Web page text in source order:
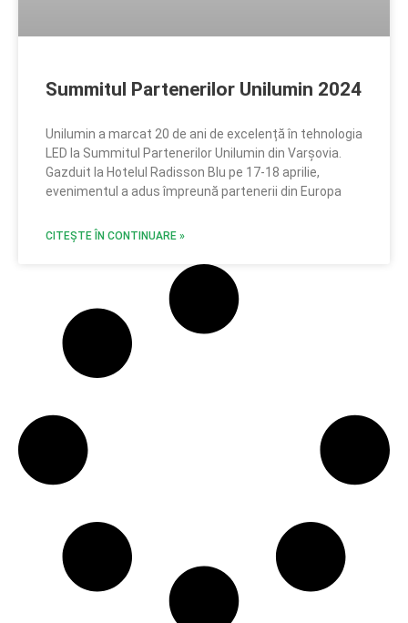
Summitul Partenerilor Unilumin 2024
Unilumin a marcat 20 de ani de excelență în tehnologia
LED la Summitul Partenerilor Unilumin din Varșovia.
Gazduit la Hotelul Radisson Blu pe 17-18 aprilie,
evenimentul a adus împreună partenerii din Europa
CITEȘTE ÎN CONTINUARE »